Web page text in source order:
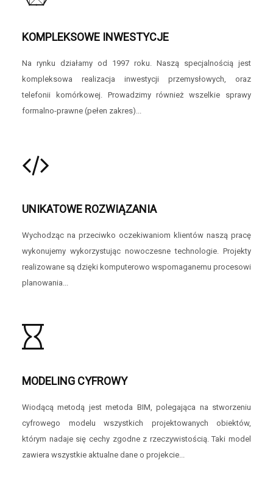
KOMPLEKSOWE INWESTYCJE
Na rynku działamy od 1997 roku. Naszą specjalnością jest
kompleksowa realizacja inwestycji przemysłowych, oraz
telefonii komórkowej. Prowadzimy również wszelkie sprawy
formalno-prawne (pełen zakres)...
UNIKATOWE ROZWIĄZANIA
Wychodząc na przeciwko oczekiwaniom klientów naszą pracę
wykonujemy wykorzystując nowoczesne technologie. Projekty
realizowane są dzięki komputerowo wspomaganemu procesowi
planowania...
MODELING CYFROWY
Wiodącą metodą jest metoda BIM, polegająca na stworzeniu
cyfrowego modelu wszystkich projektowanych obiektów,
którym nadaje się cechy zgodne z rzeczywistością. Taki model
zawiera wszystkie aktualne dane o projekcie...